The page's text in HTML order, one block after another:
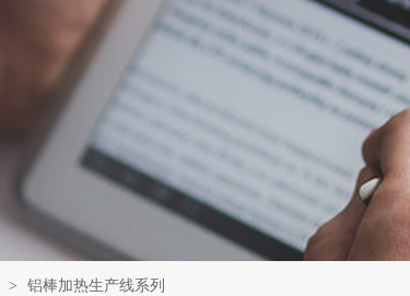
> 铝棒加热生产线系列